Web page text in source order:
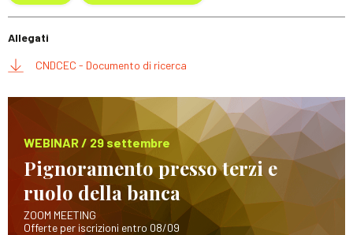
Allegati
CNDCEC - Documento di ricerca
WEBINAR / 29 settembre
Pignoramento presso terzi e
ruolo della banca
ZOOM MEETING
Offerte per iscrizioni entro 08/09